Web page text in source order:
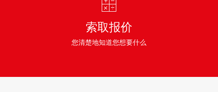
索取报价
您清楚地知道您想要什么